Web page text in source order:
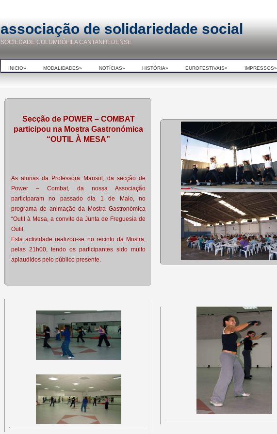
associação de solidariedade social
SOCIEDADE COLUMBÓFILA CANTANHEDENSE
INICIO» MODALIDADES» NOTÍCIAS» HISTÓRIA» EUROFESTIVAIS» IMPRESSOS»
Secção de POWER – COMBAT
participou na Mostra Gastronómica
“OUTIL À MESA”
As alunas da Professora Marisol, da secção de
Power – Combat, da nossa Associação
participaram no passado dia 1 de Maio, no
programa de animação da Mostra Gastronómica
“Outil à Mesa, a convite da Junta de Freguesia de
Outil.
Esta actividade realizou-se no recinto da Mostra,
pelas 21h00, tendo os participantes sido muito
aplaudidos pelo público presente.